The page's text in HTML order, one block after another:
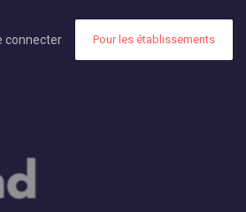
connecter Pour les établissements